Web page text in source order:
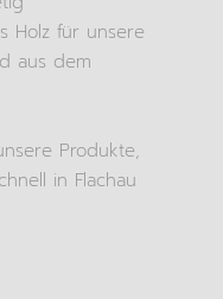
Holz für unsere
aus dem
Produkte,
in Flachau